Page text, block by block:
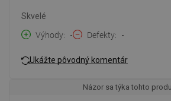
Skvelé
Výhody
- Defekty -
Ukážte pôvodný komentár
Názor sa týka tohto